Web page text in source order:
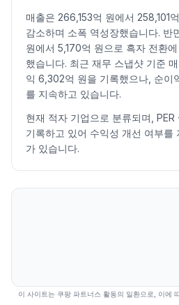
2026.07.16
10720109501034010410-
2026.07.20
102501030098409880-
2026.07.21
97009870 95809750 -
2026.07.22
1000010290982010110
2026.07.23
10120104909860
2026.07.24
102701037098009800-
2026.07.27
10000100109640 9660-
2026.07.28
9390
2026.07.29
9080922082708570-
2026.07.30
8120 90708120 8540-
2026.08.07
9710984095809770
매출은 266,153억 원에서 258,101
감소하며 소폭 역성장했습니다. 반
원에서 5,170억 원으로 흑자 전환
했습니다. 최근 재무 스냅샷 기준
익 6,302억 원을 기록했으나, 순이
를 지속하고 있습니다.
현재 적자 기업으로 분류되며,
기록하고 있어 수익성 개선 여부를
가 있습니다.
이 사이트는 쿠팡 파트너스 활동의 일환으로, 이에